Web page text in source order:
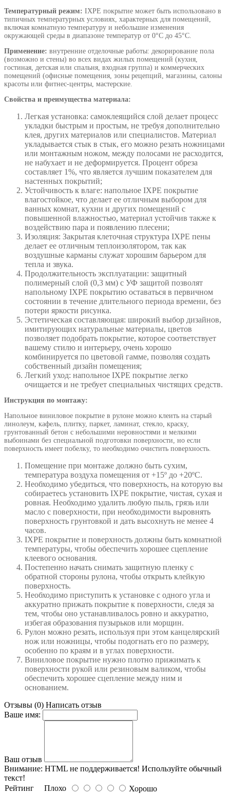
Температурный режим: IXPE покрытие может быть использовано в
типичных температурных условиях, характерных для помещений,
включая комнатную температуру и небольшие изменения
окружающей среды в диапазоне температур от 0°C до 45°C.
Применение: внутренние отделочные работы: декорирование пола
(возможно и стены) во всех видах жилых помещений (кухня,
гостиная, детская или спальня, входная группа) и коммерческих
помещений (офисные помещения, зоны рецепций, магазины, салоны
красоты или фитнес-центры, мастерские.
Свойства и преимущества материала:
Легкая установка: самоклеящийся слой делает процесс
укладки быстрым и простым, не требуя дополнительно
клея, других материалов или специалистов. Материал
укладывается стык в стык, его можно резать ножницами
или монтажным ножом, между полосами не расходится,
не набухает и не деформируется. Процент обреза
составляет 1%, что является лучшим показателем для
настенных покрытий;
Устойчивость к влаге: напольное IXPE покрытие
влагостойкое, что делает ее отличным выбором для
ванных комнат, кухни и других помещений с
повышенной влажностью, материал устойчив также к
воздействию пара и появлению плесени;
Изоляция: Закрытая клеточная структура IXPE пены
делает ее отличным теплоизолятором, так как
воздушные карманы служат хорошим барьером для
тепла и звука.
Продолжительность эксплуатации: защитный
полимерный слой (0,3 мм) с УФ защитой позволят
напольному IXPE покрытию оставаться в первичном
состоянии в течение длительного периода времени, без
потери яркости рисунка.
Эстетическая составляющая: широкий выбор дизайнов,
имитирующих натуральные материалы, цветов
позволяет подобрать покрытие, которое соответствует
вашему стилю и интерьеру, очень хорошо
комбинируется по цветовой гамме, позволяя создать
собственный дизайн помещения;
Легкий уход: напольное IXPE покрытие легко
очищается и не требует специальных чистящих средств.
Инструкция по монтажу:
Напольное виниловое покрытие в рулоне можно клеить на старый
линолеум, кафель, плитку, паркет, ламинат, стекло, краску,
грунтованный бетон с небольшими неровностями и мелкими
выбоинами без специальной подготовки поверхности, но если
поверхность имеет побелку, то необходимо очистить поверхность.
Помещение при монтаже должно быть сухим,
температура воздуха помещения от +15º до +20ºС.
Необходимо убедиться, что поверхность, на которую вы
собираетесь установить IXPE покрытие, чистая, сухая и
ровная. Необходимо удалить любую пыль, грязь или
масло с поверхности, при необходимости выровнять
поверхность грунтовкой и дать высохнуть не менее 4
часов.
IXPE покрытие и поверхность должны быть комнатной
температуры, чтобы обеспечить хорошее сцепление
клеевого основания.
Постепенно начать снимать защитную пленку с
обратной стороны рулона, чтобы открыть клейкую
поверхность.
Необходимо приступить к установке с одного угла и
аккуратно прижать покрытие к поверхности, следя за
тем, чтобы оно устанавливалось ровно и аккуратно,
избегая образования пузырьков или морщин.
Рулон можно резать, используя при этом канцелярский
нож или ножницы, чтобы подогнать его по размеру,
особенно по краям и в углах поверхности.
Виниловое покрытие нужно плотно прижимать к
поверхности рукой или резиновым валиком, чтобы
обеспечить хорошее сцепление между ним и
основанием.
Отзывы (0) Написать отзыв
Ваше имя:
Ваш отзыв
Внимание: HTML не поддерживается! Используйте обычный
текст!
Рейтинг Плохо
Хорошо